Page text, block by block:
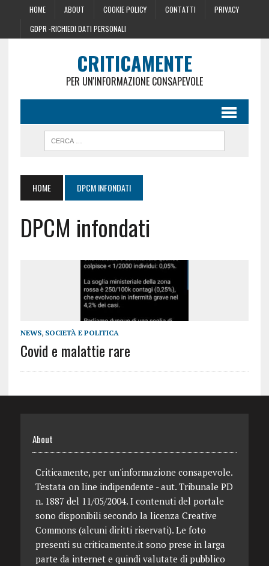
HOME ABOUT COOKIE POLICY CONTATTI
PRIVACY
GDPR -RICHIEDI DATI PERSONALI
CRITICAMENTE
PER UN'INFORMAZIONE CONSAPEVOLE
HOME DPCM INFONDATI
DPCM infondati
NEWS, SOCIETÀ E POLITICA
Covid e malattie rare
About
Criticamente, per un'informazione consapevole.
Testata on line indipendente - aut. Tribunale PD
n. 1887 del 11/05/2004. I contenuti del portale
sono disponibili secondo la licenza Creative
Commons (alcuni diritti riservati). Le foto
presenti su criticamente.it sono prese in larga
parte da internet e quindi valutate di pubblico